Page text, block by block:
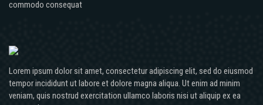
commodo consequat
Lorem ipsum dolor sit amet, consectetur adipiscing elit, sed do eiusmod
tempor incididunt ut labore et dolore magna aliqua. Ut enim ad minim
veniam, quis nostrud exercitation ullamco laboris nisi ut aliquip ex ea